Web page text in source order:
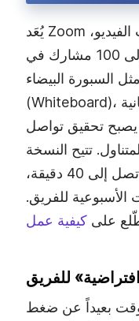
يُعَد Zoom تطبيقاً موثوقاً لعقد مؤتمرات الفيديو،
ويمكنه استيعاب ما يصل إلى 100 مشارك في
السبورة البيضاء
(Whiteboard)، ومشاركة الشاشة، وإمكانية
يصبح تحقيق تواصل
تتيح النسخة
المجانية عقد اجتماعات لمدة تصل إلى 40 دقيقة،
للفريق.
على
للفريق
بعيداً عن ضغط